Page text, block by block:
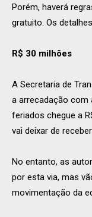
Porém, haverá
gratuito. Os
R$ 30 milhões
A Secretaria de
a arrecadação com
feriados chegue a
vai deixar de
No entanto, as
por esta via, mas
movimentação da